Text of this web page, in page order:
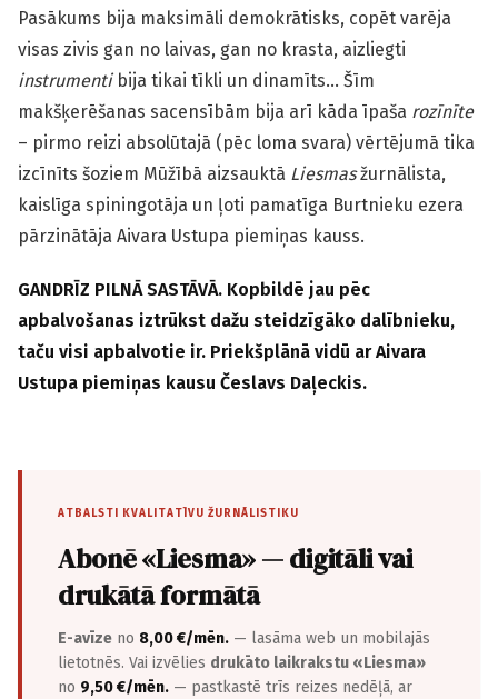
Pasākums bija maksimāli demokrātisks, copēt varēja
visas zivis gan no laivas, gan no krasta, aizliegti
instrumenti bija tikai tīkli un dinamīts… Šīm
makšķerēšanas sacensībām bija arī kāda īpaša rozīnīte
– pirmo reizi absolūtajā (pēc loma svara) vērtējumā tika
izcīnīts šoziem Mūžībā aizsauktā Liesmasžurnālista,
kaislīga spiningotāja un ļoti pamatīga Burtnieku ezera
pārzinātāja Aivara Ustupa piemiņas kauss.
GANDRĪZ PILNĀ SASTĀVĀ. Kopbildē jau pēc
apbalvošanas iztrūkst dažu steidzīgāko dalībnieku,
taču visi apbalvotie ir. Priekšplānā vidū ar Aivara
Ustupa piemiņas kausu Česlavs Daļeckis.
ATBALSTI KVALITATĪVU ŽURNĀLISTIKU
Abonē «Liesma» — digitāli vai
drukātā formātā
E-avīze no 8,00 €/mēn. — lasāma web un mobilajās
lietotnēs. Vai izvēlies drukāto laikrakstu «Liesma»
no 9,50 €/mēn. — pastkastē trīs reizes nedēļā, ar